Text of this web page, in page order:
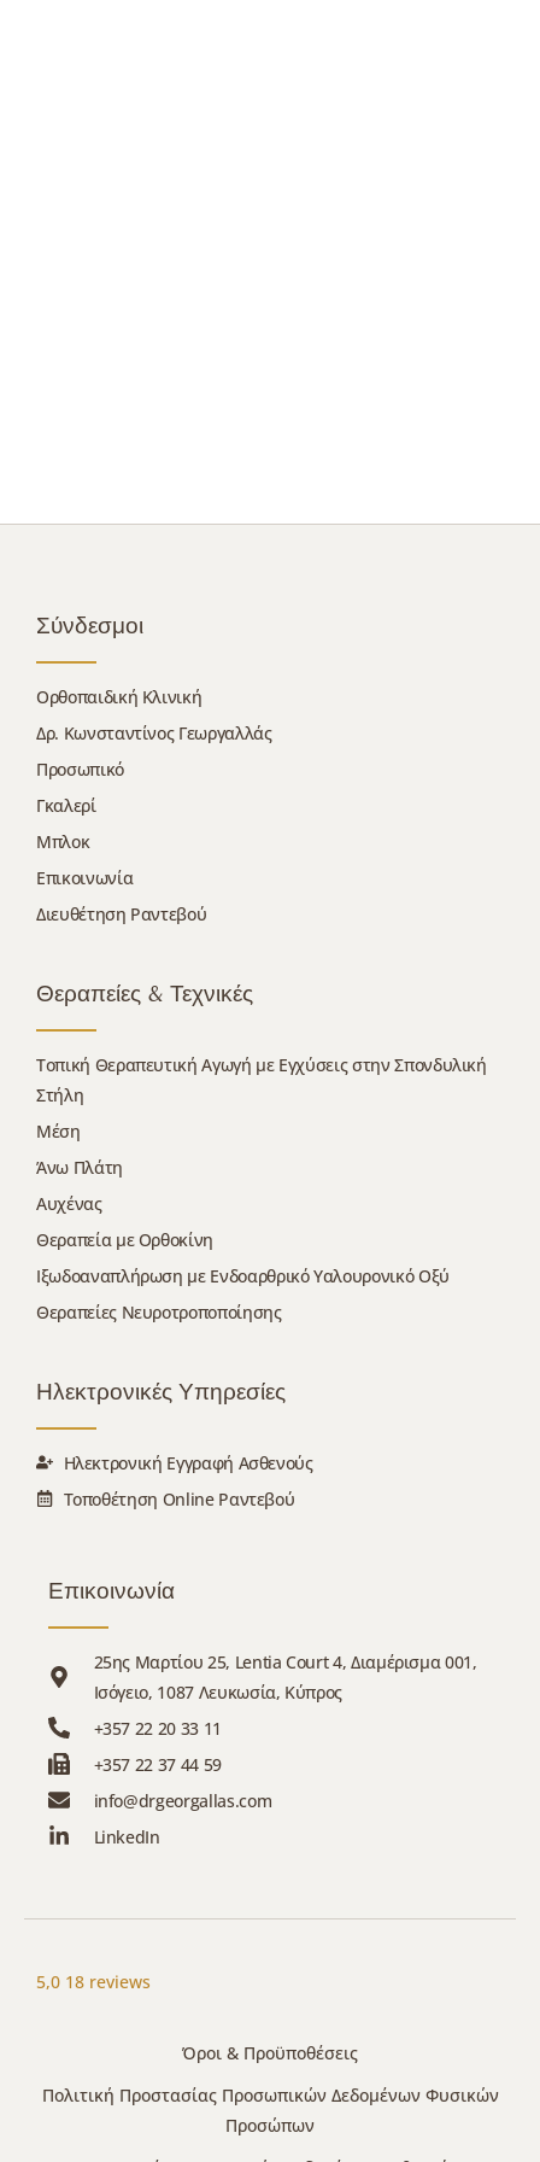
Σύνδεσμοι
Ορθοπαιδική Κλινική
Δρ. Κωνσταντίνος Γεωργαλλάς
Προσωπικό
Γκαλερί
Μπλοκ
Επικοινωνία
Διευθέτηση Ραντεβού
Θεραπείες & Τεχνικές
Τοπική Θεραπευτική Αγωγή με Εγχύσεις στην Σπονδυλική
Στήλη
Μέση
Άνω Πλάτη
Αυχένας
Θεραπεία με Ορθοκίνη
Ιξωδοαναπλήρωση με Ενδοαρθρικό Υαλουρονικό Οξύ
Θεραπείες Νευροτροποποίησης
Ηλεκτρονικές Υπηρεσίες
Ηλεκτρονική Εγγραφή Ασθενούς
Τοποθέτηση Online Ραντεβού
Επικοινωνία
25ης Μαρτίου 25, Lentia Court 4, Διαμέρισμα 001,
Ισόγειο, 1087 Λευκωσία, Κύπρος
+357 22 20 33 11
+357 22 37 44 59
info@drgeorgallas.com
LinkedIn
5,0 18 reviews
Όροι & Προϋποθέσεις
Πολιτική Προστασίας Προσωπικών Δεδομένων Φυσικών
Προσώπων